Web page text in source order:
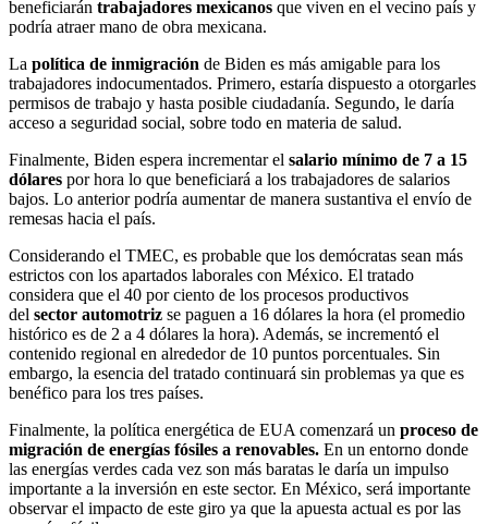
beneficiarán trabajadores mexicanos que viven en el vecino país y
podría atraer mano de obra mexicana.
La política de inmigración de Biden es más amigable para los
trabajadores indocumentados. Primero, estaría dispuesto a otorgarles
permisos de trabajo y hasta posible ciudadanía. Segundo, le daría
acceso a seguridad social, sobre todo en materia de salud.
Finalmente, Biden espera incrementar el salario mínimo de 7 a 15
dólares por hora lo que beneficiará a los trabajadores de salarios
bajos. Lo anterior podría aumentar de manera sustantiva el envío de
remesas hacia el país.
Considerando el TMEC, es probable que los demócratas sean más
estrictos con los apartados laborales con México. El tratado
considera que el 40 por ciento de los procesos productivos
del sector automotriz se paguen a 16 dólares la hora (el promedio
histórico es de 2 a 4 dólares la hora). Además, se incrementó el
contenido regional en alrededor de 10 puntos porcentuales. Sin
embargo, la esencia del tratado continuará sin problemas ya que es
benéfico para los tres países.
Finalmente, la política energética de EUA comenzará un proceso de
migración de energías fósiles a renovables. En un entorno donde
las energías verdes cada vez son más baratas le daría un impulso
importante a la inversión en este sector. En México, será importante
observar el impacto de este giro ya que la apuesta actual es por las